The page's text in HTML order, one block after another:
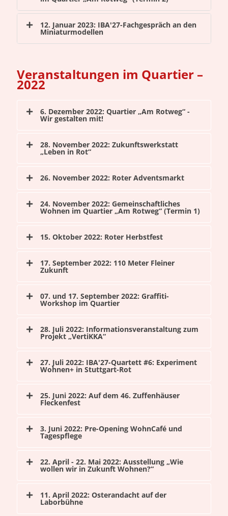
12. Januar 2023: IBA'27-Fachgespräch an den
Miniaturmodellen
Veranstaltungen im Quartier –
2022
6. Dezember 2022: Quartier „Am Rotweg“ -
Wir gestalten mit!
28. November 2022: Zukunftswerkstatt
„Leben in Rot“
26. November 2022: Roter Adventsmarkt
24. November 2022: Gemeinschaftliches
Wohnen im Quartier „Am Rotweg“ (Termin 1)
15. Oktober 2022: Roter Herbstfest
17. September 2022: 110 Meter Fleiner
Zukunft
07. und 17. September 2022: Graffiti-
Workshop im Quartier
28. Juli 2022: Informationsveranstaltung zum
Projekt „VertiKKA“
27. Juli 2022: IBA'27-Quartett #6: Experiment
Wohnen+ in Stuttgart-Rot
25. Juni 2022: Auf dem 46. Zuffenhäuser
Fleckenfest
3. Juni 2022: Pre-Opening WohnCafé und
Tagespflege
22. April - 22. Mai 2022: Ausstellung „Wie
wollen wir in Zukunft Wohnen?“
11. April 2022: Osterandacht auf der
Laborbühne